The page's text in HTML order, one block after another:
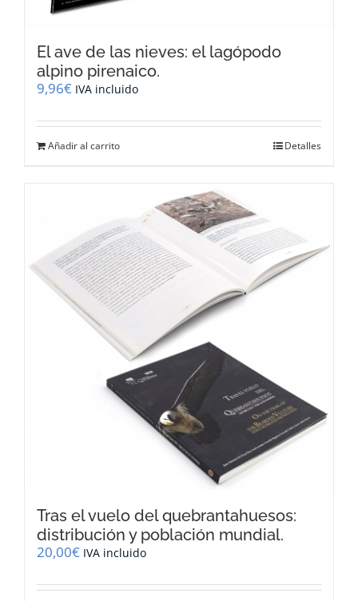
El ave de las nieves: el lagópodo
alpino pirenaico.
9,96€ IVA incluido
Añadir al carrito Detalles
Tras el vuelo del quebrantahuesos:
distribución y población mundial.
20,00€ IVA incluido